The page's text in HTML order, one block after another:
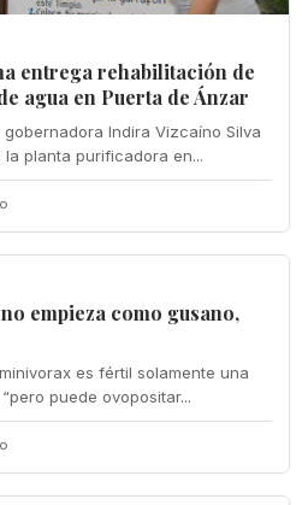
entrega rehabilitación de
agua en Puerta de Ánzar
Indira Vizcaíno Silva
planta purificadora en...
empieza como gusano,
es fértil solamente una
puede ovopositar...